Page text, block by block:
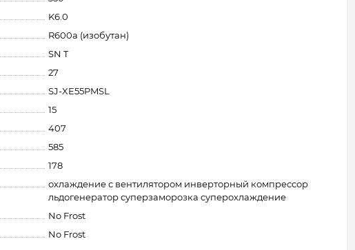
K6.0
R600a (изобутан)
SN T
27
SJ-XE55PMSL
15
407
585
178
охлаждение с вентилятором инверторный компрессор
льдогенератор суперзаморозка суперохлаждение
No Frost
No Frost